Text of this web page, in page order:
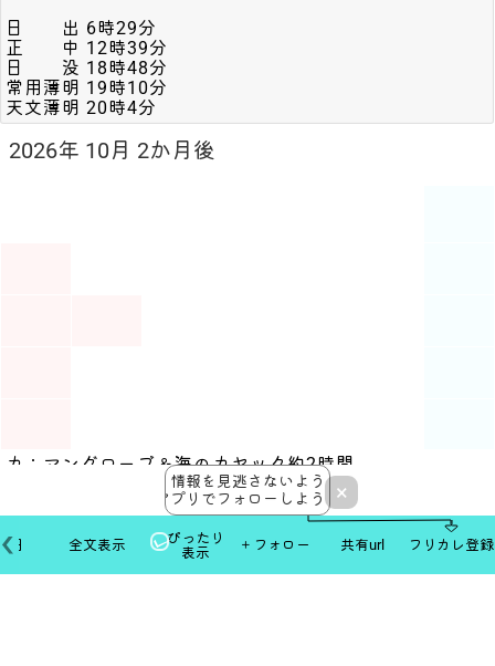
×
情報を見逃さないよう
アプリでフォローしよう！
フリカレ登録
共有url
＋フォロー
ぴったり
表示
全文表示
日
カ：マングローブ＆海のカヤック約2時間
探：マングローブ探検（カヤックなし）約2時間
🌺時間は目安のため前後することがあります
日 出 6時41分
2026年 10月 2か月後
日 出 6時29分
正 中 12時39分
日 没 18時48分
常用薄明 19時10分
天文薄明 20時4分